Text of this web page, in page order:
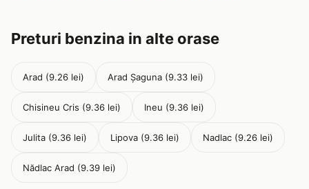
Preturi benzina in alte orase
Arad (9.26 lei) Arad Șaguna (9.33 lei)
Chisineu Cris (9.36 lei) Ineu (9.36 lei)
Julita (9.36 lei) Lipova (9.36 lei) Nadlac (9.26 lei)
Nădlac Arad (9.39 lei)